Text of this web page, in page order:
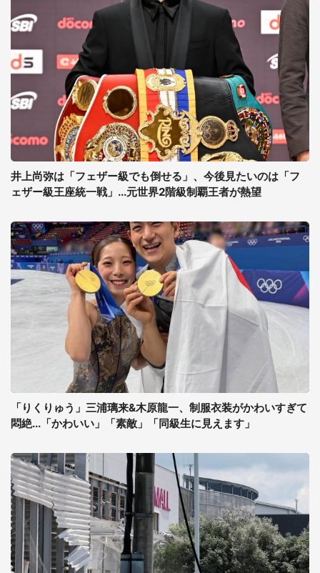
井上尚弥は「フェザー級でも倒せる」、今後見たいのは「フ
ェザー級王座統一戦」...元世界2階級制覇王者が熱望
「りくりゅう」三浦璃来&木原龍一、制服衣装がかわいすぎて
悶絶...「かわいい」「素敵」「同級生に見えます」